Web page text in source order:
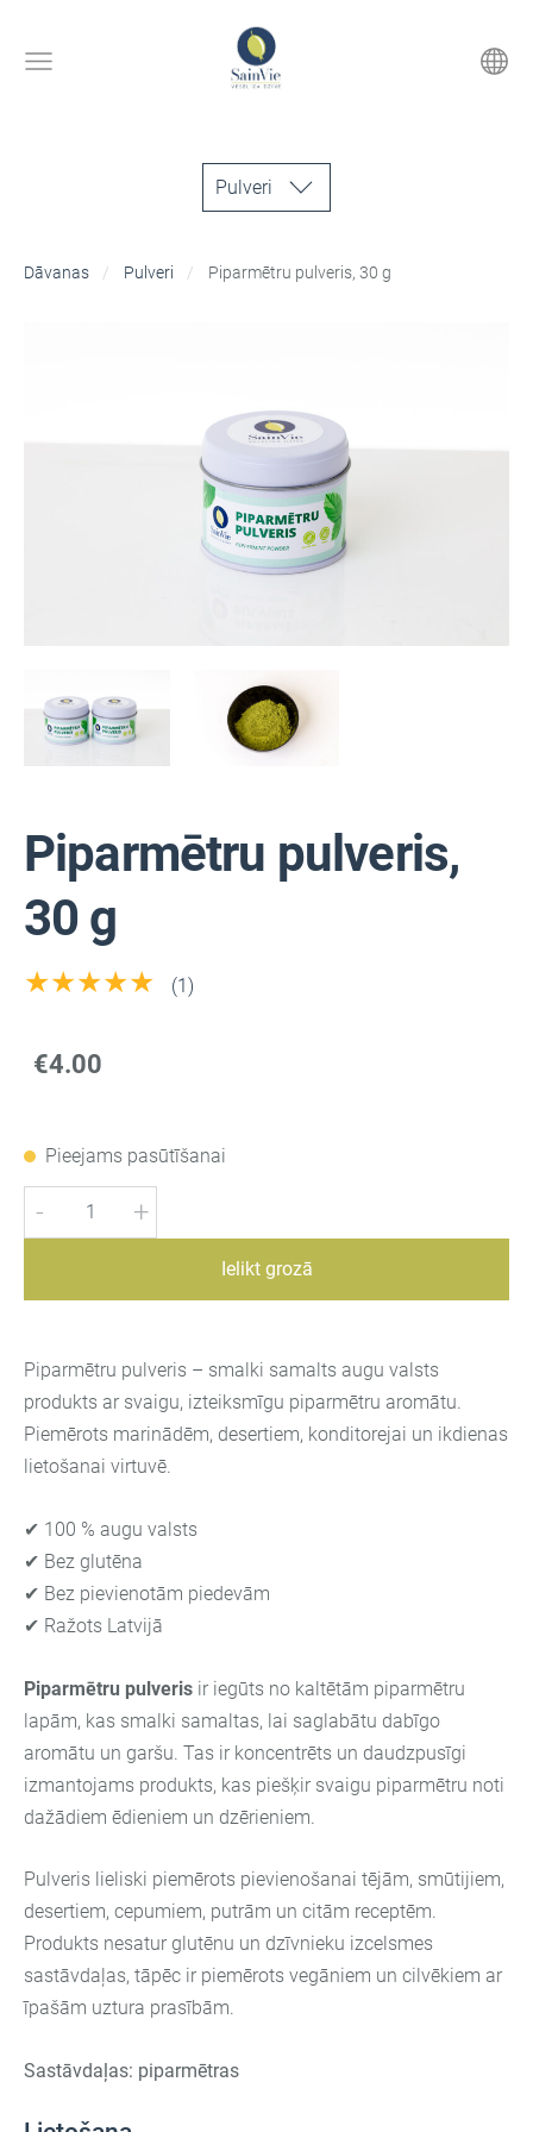
Pulveri
Dāvanas Pulveri Piparmētru pulveris, 30 g
Piparmētru pulveris,
30 g
★★★★★ (1)
€4.00
Pieejams pasūtīšanai
- +
Ielikt grozā
Piparmētru pulveris – smalki samalts augu valsts
produkts ar svaigu, izteiksmīgu piparmētru aromātu.
Piemērots marinādēm, desertiem, konditorejai un ikdienas
lietošanai virtuvē.
✔ 100 % augu valsts
✔ Bez glutēna
✔ Bez pievienotām piedevām
✔ Ražots Latvijā
Piparmētru pulveris ir iegūts no kaltētām piparmētru
lapām, kas smalki samaltas, lai saglabātu dabīgo
aromātu un garšu. Tas ir koncentrēts un daudzpusīgi
izmantojams produkts, kas piešķir svaigu piparmētru noti
dažādiem ēdieniem un dzērieniem.
Pulveris lieliski piemērots pievienošanai tējām, smūtijiem,
desertiem, cepumiem, putrām un citām receptēm.
Produkts nesatur glutēnu un dzīvnieku izcelsmes
sastāvdaļas, tāpēc ir piemērots vegāniem un cilvēkiem ar
īpašām uztura prasībām.
Sastāvdaļas: piparmētras